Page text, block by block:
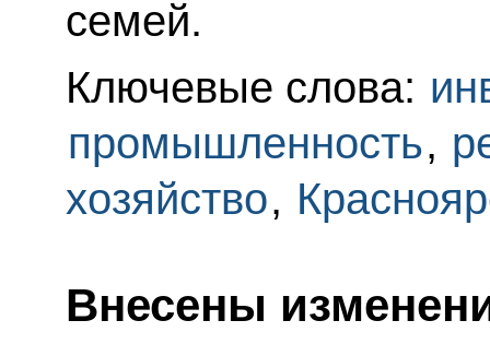
семей.
Ключевые слова:
промышленность,
хозяйство,
Внесены